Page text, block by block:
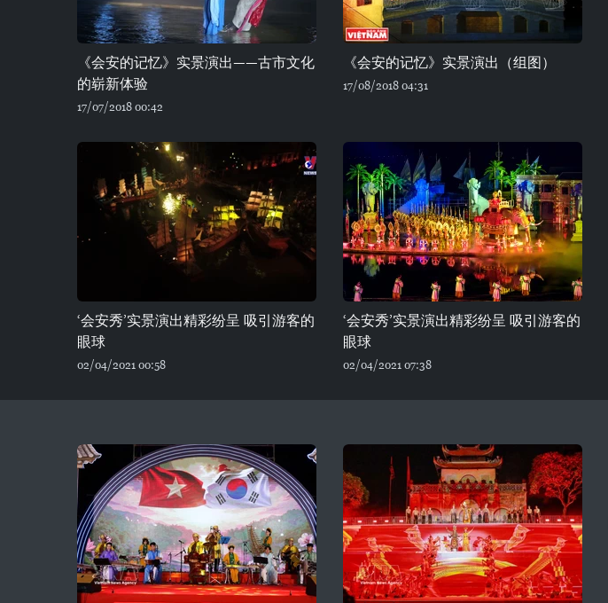
《会安的记忆》实景演出——古市文化
的崭新体验
17/07/2018 00:42
《会安的记忆》实景演出（组图）
17/08/2018 04:31
‘会安秀’实景演出精彩纷呈 吸引游客的
眼球
02/04/2021 00:58
‘会安秀’实景演出精彩纷呈 吸引游客的
眼球
02/04/2021 07:38